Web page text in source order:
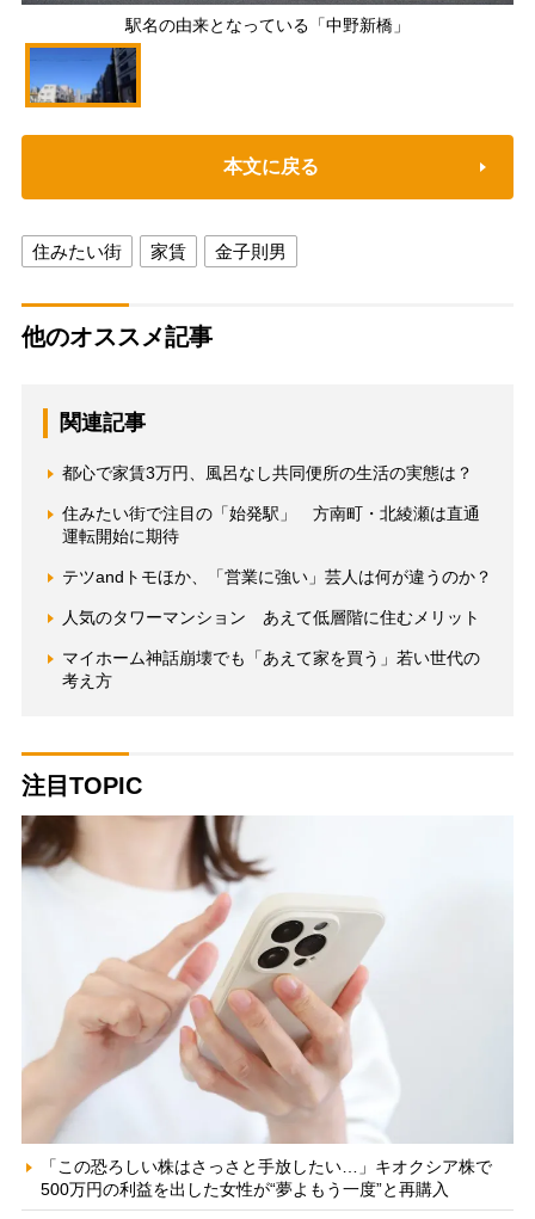
駅名の由来となっている「中野新橋」
本文に戻る
住みたい街 家賃 金子則男
他のオススメ記事
関連記事
都心で家賃3万円、風呂なし共同便所の生活の実態は？
住みたい街で注目の「始発駅」 方南町・北綾瀬は直通
運転開始に期待
テツandトモほか、「営業に強い」芸人は何が違うのか？
人気のタワーマンション あえて低層階に住むメリット
マイホーム神話崩壊でも「あえて家を買う」若い世代の
考え方
注目TOPIC
「この恐ろしい株はさっさと手放したい…」キオクシア株で
500万円の利益を出した女性が“夢よもう一度”と再購入